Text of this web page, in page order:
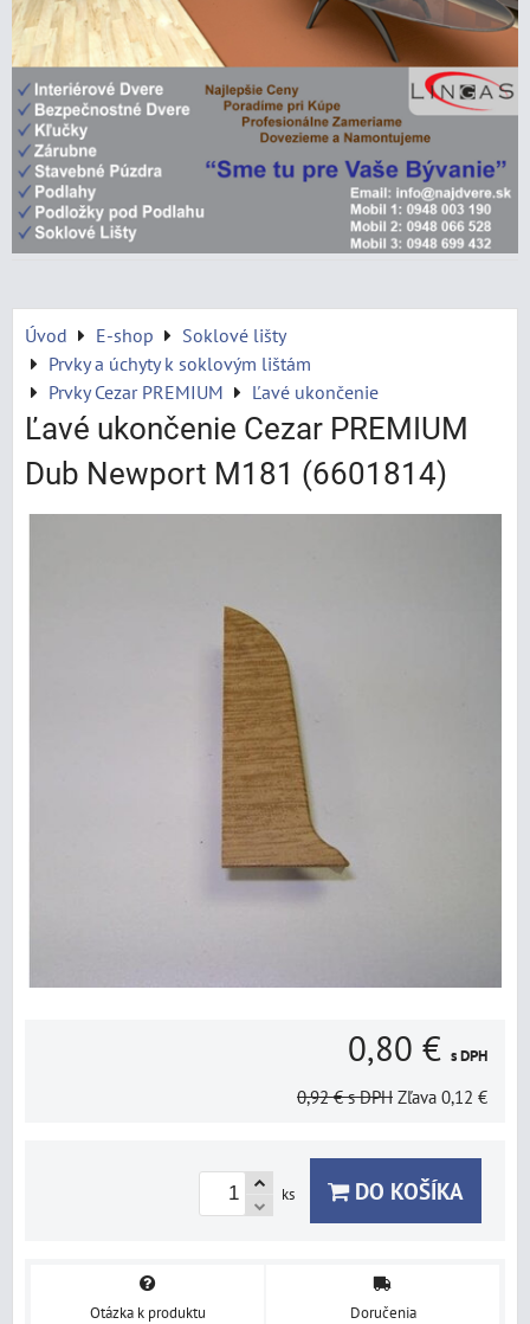
Úvod E-shop
Soklové lišty
Prvky a úchyty k soklovým lištám
Prvky Cezar PREMIUM
Ľavé ukončenie
Ľavé ukončenie Cezar PREMIUM
Dub Newport M181 (6601814)
0,80 € s DPH
0,92 € s DPH Zľava 0,12 €
ks DO KOŠÍKA
Otázka k produktu Doručenia